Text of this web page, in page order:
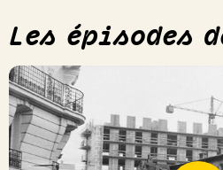
Les épisodes